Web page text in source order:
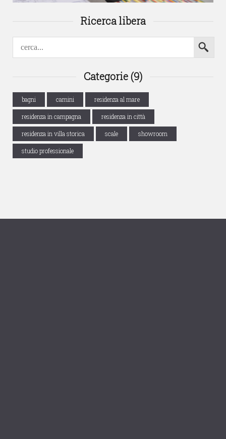
Ricerca libera
Categorie (9)
bagni camini residenza al mare
residenza in campagna residenza in città
residenza in villa storica scale showroom
studio professionale